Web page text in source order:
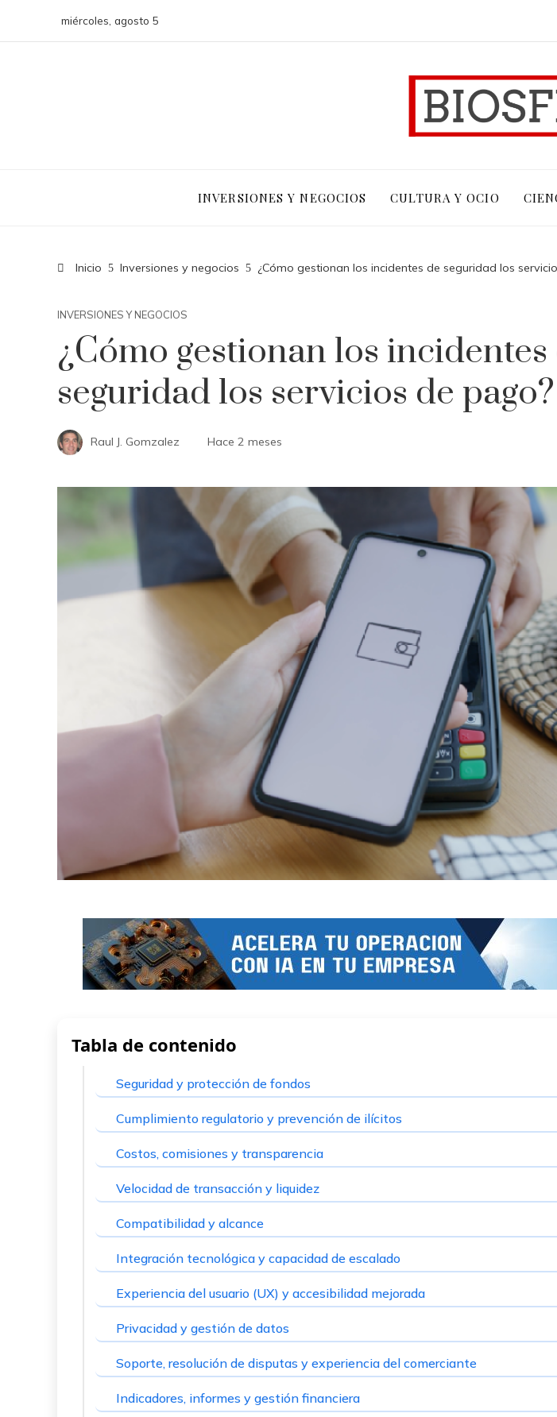
miércoles, agosto 5
INVERSIONES Y NEGOCIOS CULTURA Y OCIO
Inicio Inversiones y negocios ¿Cómo gestionan los incidentes de seguridad los
INVERSIONES Y NEGOCIOS
¿Cómo gestionan los incidentes
seguridad los servicios de pago?
Raul J. Gomzalez Hace 2 meses
Tabla de contenido
Seguridad y protección de fondos
Cumplimiento regulatorio y prevención de ilícitos
Costos, comisiones y transparencia
Velocidad de transacción y liquidez
Compatibilidad y alcance
Integración tecnológica y capacidad de escalado
Experiencia del usuario (UX) y accesibilidad mejorada
Privacidad y gestión de datos
Soporte, resolución de disputas y experiencia del comerciante
Indicadores, informes y gestión financiera